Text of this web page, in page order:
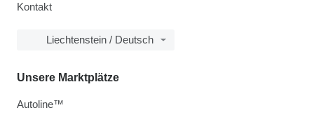
Kontakt
Liechtenstein / Deutsch
Unsere Marktplätze
Autoline™